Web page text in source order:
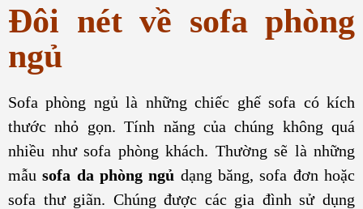
Đôi nét về sofa phòng
ngủ
Sofa phòng ngủ là những chiếc ghế sofa có kích
thước nhỏ gọn. Tính năng của chúng không quá
nhiều như sofa phòng khách. Thường sẽ là những
mẫusofa da phòng ngủ dạng băng, sofa đơn hoặc
sofa thư giãn. Chúng được các gia đình sử dụng